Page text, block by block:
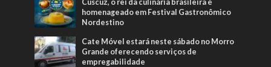
Cuscuz, o rei da culinária brasileira é
homenageado em Festival Gastronômico
Nordestino
Cate Móvel estará neste sábado no Morro
Grande oferecendo serviços de
empregabilidade